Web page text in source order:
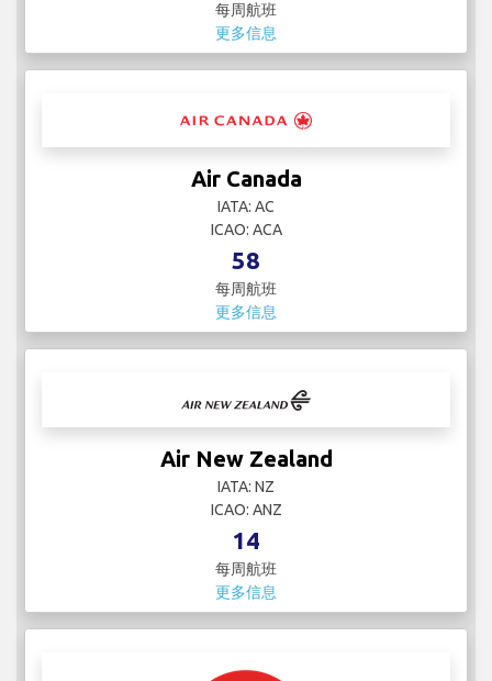
每周航班
更多信息
Air Canada
IATA: AC
ICAO: ACA
58
每周航班
更多信息
Air New Zealand
IATA: NZ
ICAO: ANZ
14
每周航班
更多信息